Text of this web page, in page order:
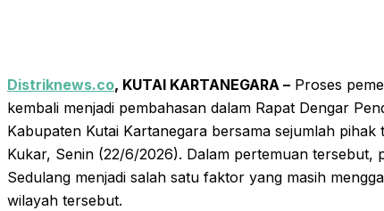
Distriknews.co, KUTAI KARTANEGARA – Proses
kembali menjadi pembahasan dalam Rapat Dengar
Kabupaten Kutai Kartanegara bersama sejumlah pihak
Kukar, Senin (22/6/2026). Dalam pertemuan
Sedulang menjadi salah satu faktor yang masih
wilayah tersebut.